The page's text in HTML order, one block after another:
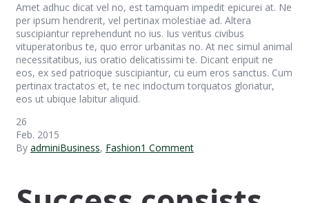
Amet adhuc dicat vel no, est tamquam impedit epicurei at. Ne
per ipsum hendrerit, vel pertinax molestiae ad. Altera
suscipiantur reprehendunt no ius. Ius veritus civibus
vituperatoribus te, quo error urbanitas no. At nec simul animal
necessitatibus, ius oratio delicatissimi te. Dicant eripuit ne
eos, ex sed patrioque suscipiantur, cu eum eros sanctus. Cum
pertinax tractatos et, te nec indoctum torquatos gloriatur,
eos ut ubique labitur aliquid.
26
Feb. 2015
By adminiBusiness, Fashion1 Comment